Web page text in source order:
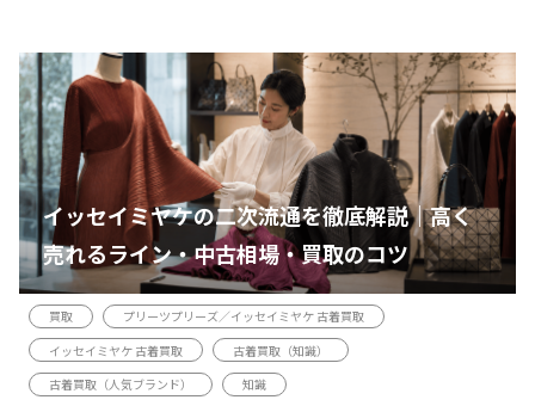
イッセイミヤケの二次流通を徹底解説｜高く
売れるライン・中古相場・買取のコツ
買取
プリーツプリーズ／イッセイミヤケ 古着買取
イッセイミヤケ 古着買取
古着買取（知識）
古着買取（人気ブランド）
知識